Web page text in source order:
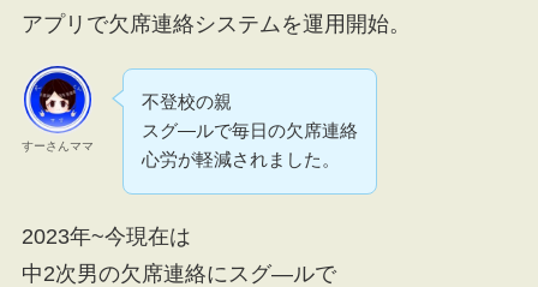
アプリで欠席連絡システムを運用開始。
すーさんママ
不登校の親
スグ―ルで毎日の欠席連絡
心労が軽減されました。
2023年~今現在は
中2次男の欠席連絡にスグ―ルで